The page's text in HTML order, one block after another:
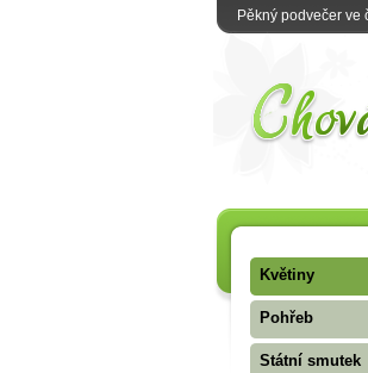
Pěkný podvečer ve
Květiny
Pohřeb
Státní smutek